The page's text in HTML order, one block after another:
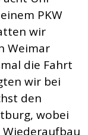
PKW
wir
Weimar
die Fahrt
wir bei
den
wobei